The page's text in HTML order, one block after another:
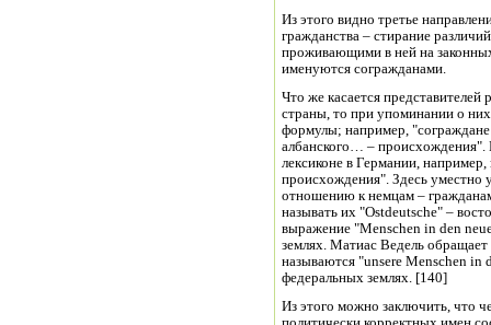
Из этого видно третье
гражданства – стирание
проживающими в ней на
именуются согражданами.
Что же касается
страны, то при упоминании о
формулы; например, "сограждане
албанского… – происхождения".
лексиконе в Германии,
происхождения". Здесь уместно
отношению к немцам –
называть их "Ostdeutsche" –
выражение "Menschen in den
землях. Матиас Ведель
называются "unsere Menschen
федеральных землях. [140]
Из этого можно заключить, что